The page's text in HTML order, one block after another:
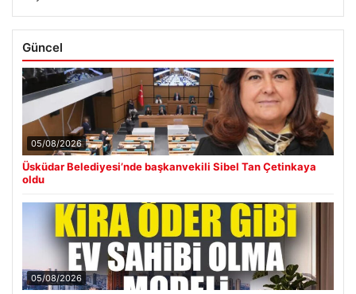
Güncel
05/08/2026
Üsküdar Belediyesi’nde başkanvekili Sibel Tan Çetinkaya
oldu
05/08/2026